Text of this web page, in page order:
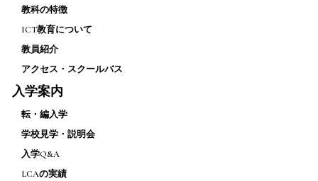
教科の特徴
ICT教育について
教員紹介
アクセス・スクールバス
入学案内
転・編入学
学校見学・説明会
入学Q&A
LCAの実績